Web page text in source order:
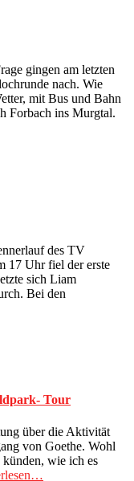
gingen am letzten
nach. Wie
mit Bus und Bahn
Forbach ins Murgtal.
des TV
17 Uhr fiel der erste
sich Liam
Bei den
Tour
über die Aktivität
von Goethe. Wohl
wie ich es